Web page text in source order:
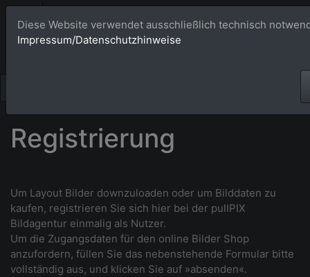
Bildagentur
Registrierung
Um Layout Bilder downzuloaden oder um Bilddaten zu
kaufen, registrieren Sie sich hier bei der pullPIX
Bildagentur einmalig als Nutzer.
Um die Zugangsdaten für den online Bilder Shop
anzufordern, füllen Sie das nebenstehende Formular bitte
vollständig aus, und klicken Sie auf »absenden«.
Diese Website verwendet ausschließlich technisch
Impressum/Datenschutzhinweise